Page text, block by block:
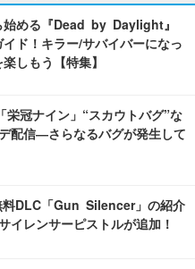
始める『Dead by Daylight』
ド！キラー/サバイバーになっ
しもう【特集】
栄冠ナイン」“スカウトバグ”な
配信―さらなるバグが発生して
DLC「Gun Silencer」の紹介
イレンサーピストルが追加！